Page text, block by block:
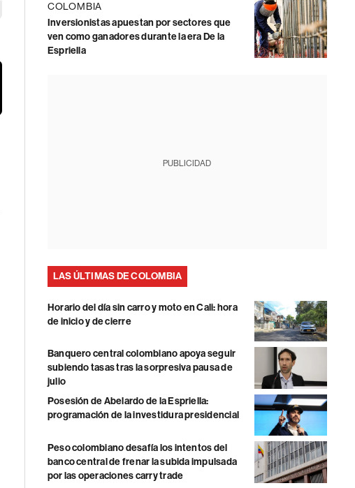
COLOMBIA
Inversionistas apuestan por sectores que
ven como ganadores durante la era De la
Espriella
PUBLICIDAD
LAS ÚLTIMAS DE COLOMBIA
Horario del día sin carro y moto en Cali: hora
de inicio y de cierre
Banquero central colombiano apoya seguir
subiendo tasas tras la sorpresiva pausa de
julio
Posesión de Abelardo de la Espriella:
programación de la investidura presidencial
Peso colombiano desafía los intentos del
banco central de frenar la subida impulsada
por las operaciones carry trade